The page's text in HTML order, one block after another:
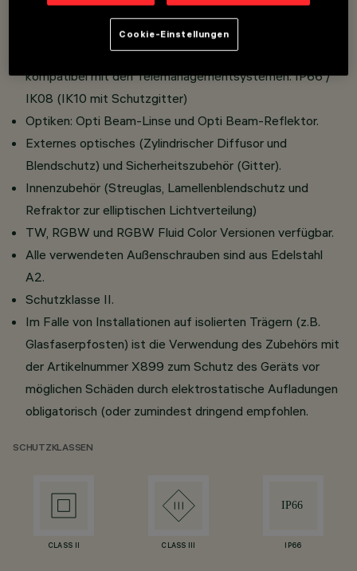
Gradskala mit mechanischer Blockierung der Ausrichtung
Elektronisches Vorschaltgerät (IP67/IP68) DALI
kompatibel mit den Telemanagementsystemen. IP66 /
IK08 (IK10 mit Schutzgitter)
Optiken: Opti Beam-Linse und Opti Beam-Reflektor.
Externes optisches (Zylindrischer Diffusor und
Blendschutz) und Sicherheitszubehör (Gitter).
Innenzubehör (Streuglas, Lamellenblendschutz und
Refraktor zur elliptischen Lichtverteilung)
TW, RGBW und RGBW Fluid Color Versionen verfügbar.
Alle verwendeten Außenschrauben sind aus Edelstahl
A2.
Schutzklasse II.
Im Falle von Installationen auf isolierten Trägern (z.B.
Glasfaserpfosten) ist die Verwendung des Zubehörs mit
der Artikelnummer X899 zum Schutz des Geräts vor
möglichen Schäden durch elektrostatische Aufladungen
obligatorisch (oder zumindest dringend empfohlen.
SCHUTZKLASSEN
CLASS II CLASS III IP66
Cookie-Einstellungen